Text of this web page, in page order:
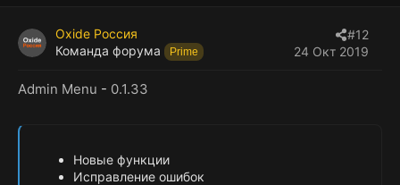
Oxide Россия
Команда форума
Prime 24 Окт 2019
#12
Admin Menu - 0.1.33
Новые функции
Исправление ошибок